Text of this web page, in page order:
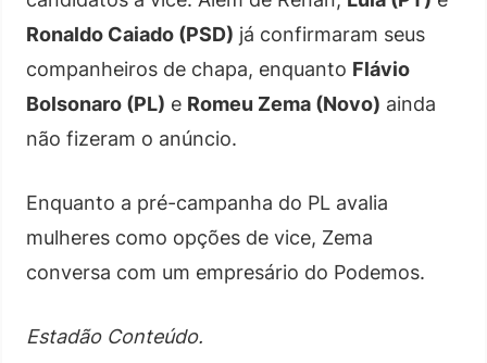
Ronaldo Caiado (PSD) já confirmaram seus
companheiros de chapa, enquanto Flávio
Bolsonaro (PL) e Romeu Zema (Novo) ainda
não fizeram o anúncio.
Enquanto a pré-campanha do PL avalia
mulheres como opções de vice, Zema
conversa com um empresário do Podemos.
Estadão Conteúdo.